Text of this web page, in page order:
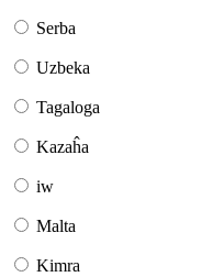
Serba
Uzbeka
Tagaloga
Kazaĥa
iw
Malta
Kimra